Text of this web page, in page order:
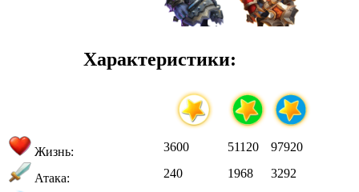
Характеристики:
Жизнь: 3600 51120 97920
Атака: 240 1968 3292